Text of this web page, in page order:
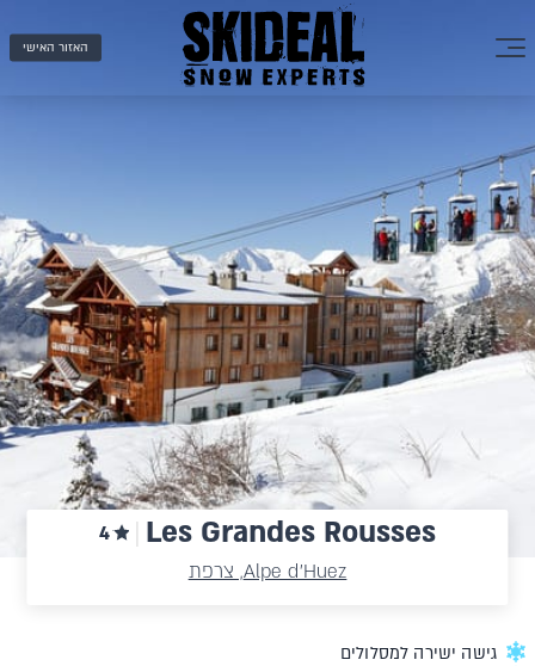
האזור האישי
Les Grandes Rousses
4
Alpe d'Huez, צרפת
גישה ישירה למסלולים